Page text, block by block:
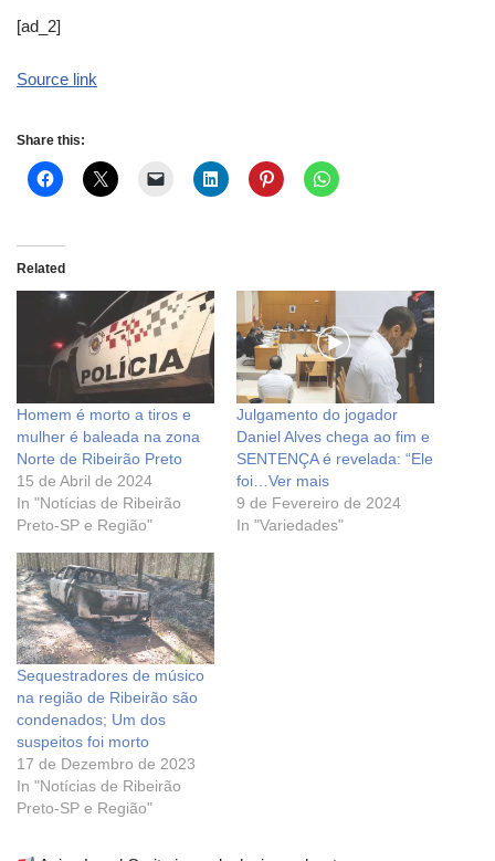
[ad_2]
Source link
Share this:
Related
Homem é morto a tiros e
mulher é baleada na zona
Norte de Ribeirão Preto
15 de Abril de 2024
In "Notícias de Ribeirão
Preto-SP e Região"
Julgamento do jogador
Daniel Alves chega ao fim e
SENTENÇA é revelada: “Ele
foi…Ver mais
9 de Fevereiro de 2024
In "Variedades"
Sequestradores de músico
na região de Ribeirão são
condenados; Um dos
suspeitos foi morto
17 de Dezembro de 2023
In "Notícias de Ribeirão
Preto-SP e Região"